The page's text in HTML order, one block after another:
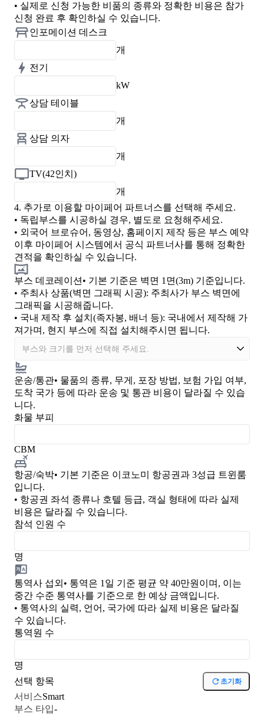
• 실제로 신청 가능한 비품의 종류와 정확한 비용은 참가
신청 완료 후 확인하실 수 있습니다.
인포메이션 데스크
개
전기
kW
상담 테이블
개
상담 의자
개
TV(42인치)
개
4. 추가로 이용할 마이페어 파트너스를 선택해 주세요.
• 독립부스를 시공하실 경우, 별도로 요청해주세요.
• 외국어 브로슈어, 동영상, 홈페이지 제작 등은 부스 예약
이후 마이페어 시스템에서 공식 파트너사를 통해 정확한
견적을 확인하실 수 있습니다.
부스 데코레이션 • 기본 기준은 벽면 1면(3m) 기준입니다.
• 주최사 상품(벽면 그래픽 시공): 주최사가 부스 벽면에
그래픽을 시공해줍니다.
• 국내 제작 후 설치(족자봉, 배너 등): 국내에서 제작해 가
져가며, 현지 부스에 직접 설치해주시면 됩니다.
운송/통관• 물품의 종류, 무게, 포장 방법, 보험 가입 여부,
도착 국가 등에 따라 운송 및 통관 비용이 달라질 수 있습
니다.
화물 부피
CBM
항공/숙박• 기본 기준은 이코노미 항공권과 3성급 트윈룸
입니다.
• 항공권 좌석 종류나 호텔 등급, 객실 형태에 따라 실제
비용은 달라질 수 있습니다.
참석 인원 수
명
통역사 섭외 • 통역은 1일 기준 평균 약 40만원이며, 이는
중간 수준 통역사를 기준으로 한 예상 금액입니다.
• 통역사의 실력, 언어, 국가에 따라 실제 비용은 달라질
수 있습니다.
통역원 수
명
선택 항목
초기화
서비스Smart
부스 타입-